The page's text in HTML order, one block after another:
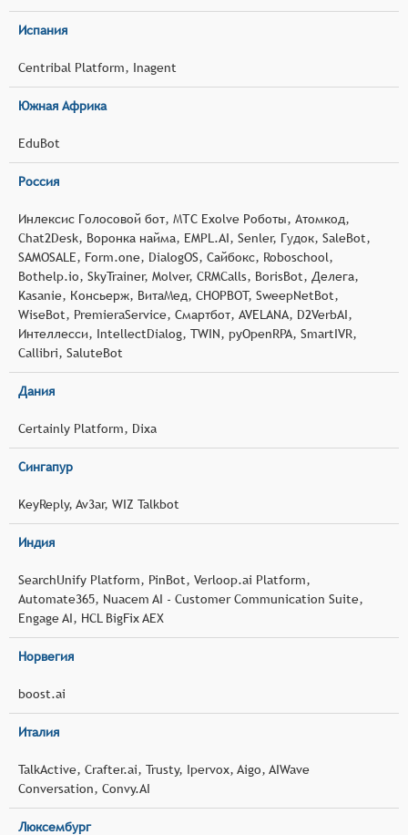
Испания
Centribal Platform, Inagent
Южная Африка
EduBot
Россия
Инлексис Голосовой бот, МТС Exolve Роботы, Атомкод,
Chat2Desk, Воронка найма, EMPL.AI, Senler, Гудок, SaleBot,
SAMOSALE, Form.one, DialogOS, Сайбокс, Roboschool,
Bothelp.io, SkyTrainer, Molver, CRMCalls, BorisBot, Делега,
Kasanie, Консьерж, ВитаМед, CHOPBOT, SweepNetBot,
WiseBot, PremieraService, Смартбот, AVELANA, D2VerbAI,
Интеллесси, IntellectDialog, TWIN, pyOpenRPA, SmartIVR,
Callibri, SaluteBot
Дания
Certainly Platform, Dixa
Сингапур
KeyReply, Av3ar, WIZ Talkbot
Индия
SearchUnify Platform, PinBot, Verloop.ai Platform,
Automate365, Nuacem AI - Customer Communication Suite,
Engage AI, HCL BigFix AEX
Норвегия
boost.ai
Италия
TalkActive, Crafter.ai, Trusty, Ipervox, Aigo, AIWave
Conversation, Convy.AI
Люксембург